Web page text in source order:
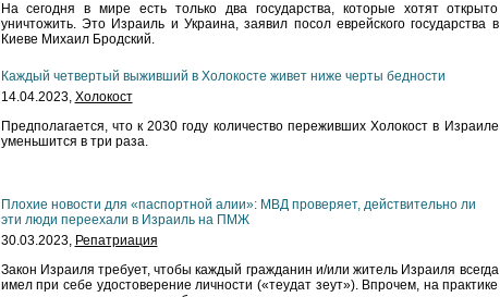
На сегодня в мире есть только два государства, которые хотят открыто
уничтожить. Это Израиль и Украина, заявил посол еврейского государства в
Киеве Михаил Бродский.
Каждый четвертый выживший в Холокосте живет ниже черты бедности
14.04.2023, Холокост
Предполагается, что к 2030 году количество переживших Холокост в Израиле
уменьшится в три раза.
Плохие новости для «паспортной алии»: МВД проверяет, действительно ли
эти люди переехали в Израиль на ПМЖ
30.03.2023, Репатриация
Закон Израиля требует, чтобы каждый гражданин и/или житель Израиля всегда
имел при себе удостоверение личности («теудат зеут»). Впрочем, на практике